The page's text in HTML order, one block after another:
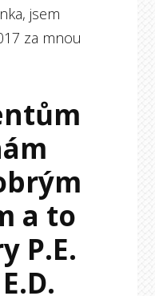
jsem
za mnou
a to
P.E.